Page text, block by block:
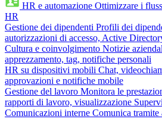
HR e automazione Ottimizzare i
HR
Gestione dei dipendenti Profili dei
autorizzazioni di accesso, Active
Cultura e coinvolgimento Notizie
apprezzamento, tag, notifiche personali
HR su dispositivi mobili Chat,
approvazioni e notifiche mobile
Gestione del lavoro Monitora le
rapporti di lavoro, visualizzazione
Comunicazioni interne Comunica tramite